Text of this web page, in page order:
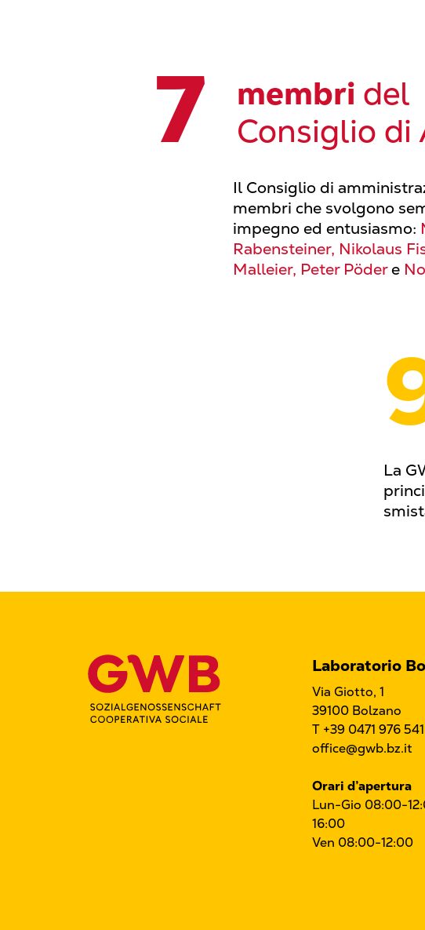
7 membri del
Consiglio di
Il Consiglio di
membri che svolgono
impegno ed entusiasmo:
Rabensteiner, Nikolaus
Malleier, Peter Pödere
La
Laboratorio
Via Giotto, 1
39100 Bolzano
T +39 0471 976 541
office@gwb.bz.it
Orari d’apertura
Lun-Gio 08:00-
16:00
Ven 08:00-12:00